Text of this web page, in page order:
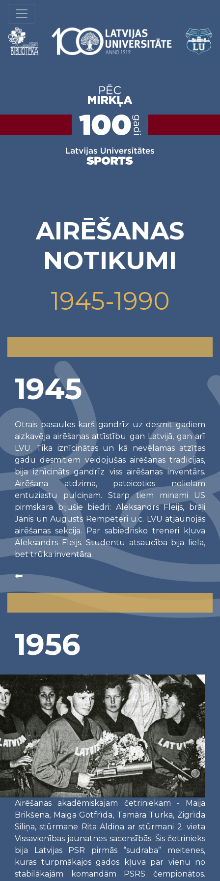
AIRĒŠANAS
NOTIKUMI
1945-1990
1945
Otrais pasaules karš gandrīz uz desmit gadiem
aizkavēja airēšanas attīstību gan Latvijā, gan arī
LVU. Tika iznīcinātas un kā nevēlamas atzītas
gadu desmitiem veidojušās airēšanas tradīcijas,
bija iznīcināts gandrīz viss airēšanas inventārs.
Airēšana atdzima, pateicoties nelielam
entuziastu pulciņam. Starp tiem minami US
pirmskara bijušie biedri: Aleksandrs Fleijs, brāļi
Jānis un Augusts Rempēteri u.c. LVU atjaunojās
airēšanas sekcija. Par sabiedrisko treneri kļuva
Aleksandrs Fleijs. Studentu atsaucība bija liela,
bet trūka inventāra.
⬅
1956
Airēšanas akadēmiskajam četriniekam - Maija
Brikšena, Maiga Gotfrīda, Tamāra Turka, Zigrīda
Siliņa, stūrmane Rita Aldiņa ar stūrmani 2. vieta
Vissavienības jaunatnes sacensībās. Šis četrinieks
bija Latvijas PSR pirmās “sudraba” meitenes,
kuras turpmākajos gados kļuva par vienu no
stabilākajām komandām PSRS čempionātos.